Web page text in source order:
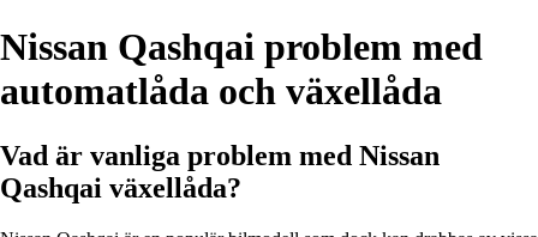
Nissan Qashqai problem med
automatlåda och växellåda
Vad är vanliga problem med Nissan
Qashqai växellåda?